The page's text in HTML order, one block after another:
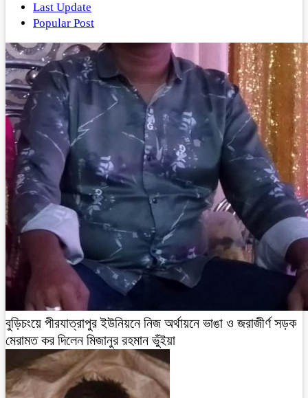
Last Update
Popular Post
বুড়িচংয়ে পীরযাত্রাপুর ইউনিয়নে নিজ অর্থায়নে ভাঙা ও জরাজীর্ণ সড়ক
মেরামত কর দিলেন মিজানুর রহমান ভুঁইয়া